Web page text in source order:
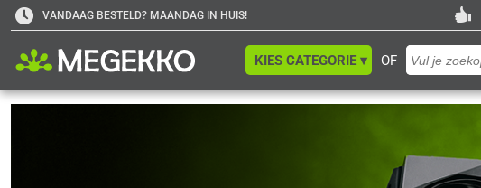
VANDAAG BESTELD? MAANDAG IN HUIS!
OF
KIES CATEGORIE ▾